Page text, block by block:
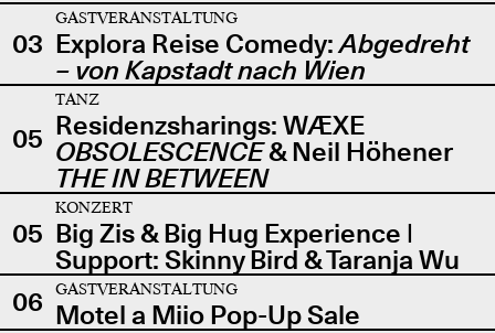
03
GASTVERANSTALTUNG
Explora Reise Comedy:Abgedreht
– von Kapstadt nach Wien
05
TANZ
Residenzsharings: WÆXE
OBSOLESCENCE& Neil Höhener
THE IN BETWEEN
05
KONZERT
Big Zis & Big Hug Experience |
Support: Skinny Bird & Taranja Wu
06
GASTVERANSTALTUNG
Motel a Miio Pop-Up Sale